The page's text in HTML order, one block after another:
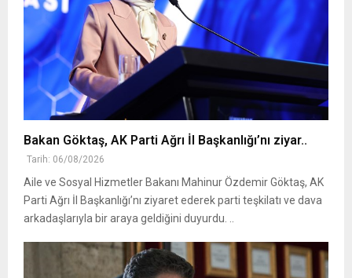
Bakan Göktaş, AK Parti Ağrı İl Başkanlığı’nı ziyar..
Tarih: 06/08/2026
Aile ve Sosyal Hizmetler Bakanı Mahinur Özdemir Göktaş, AK
Parti Ağrı İl Başkanlığı’nı ziyaret ederek parti teşkilatı ve dava
arkadaşlarıyla bir araya geldiğini duyurdu. ..